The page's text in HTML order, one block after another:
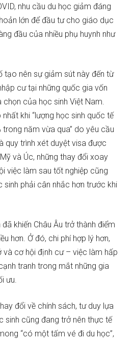
nhu cầu du học giảm đáng
lớn để đầu tư cho giáo dục
đầu của nhiều phụ huynh như
tạo nên sự giảm sút này đến từ
cư tại những quốc gia vốn
của học sinh Việt Nam.
khi “lượng học sinh quốc tế
năm vừa qua” do yêu cầu
quy trình xét duyệt visa được
và Úc, những thay đổi xoay
việc làm sau tốt nghiệp cũng
sinh phải cân nhắc hơn trước khi
khiến Châu Âu trở thành điểm
hơn. Ở đó, chi phí hợp lý hơn,
và cơ hội định cư – việc làm hấp
tranh trong mắt những gia
ưu.
đổi về chính sách, tư duy lựa
sinh cũng đang trở nên thực tế
“có một tấm vé đi du học”,